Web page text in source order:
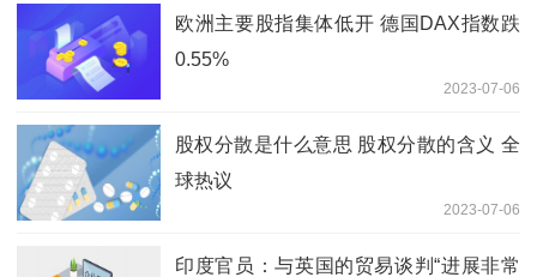
欧洲主要股指集体低开 德国DAX指数跌
0.55%
2023-07-06
股权分散是什么意思 股权分散的含义 全
球热议
2023-07-06
印度官员：与英国的贸易谈判“进展非常